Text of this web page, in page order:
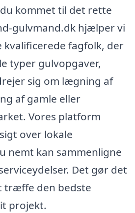
du kommet til det rette
gulvmand.dk hjælper vi
kvalificerede fagfolk, der
typer gulvopgaver,
sig om lægning af
af gamle eller
Vores platform
over lokale
nemt kan sammenligne
Det gør det
træffe den bedste
projekt.